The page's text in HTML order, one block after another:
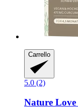
Carrello
5.0 (2)
Nature Love